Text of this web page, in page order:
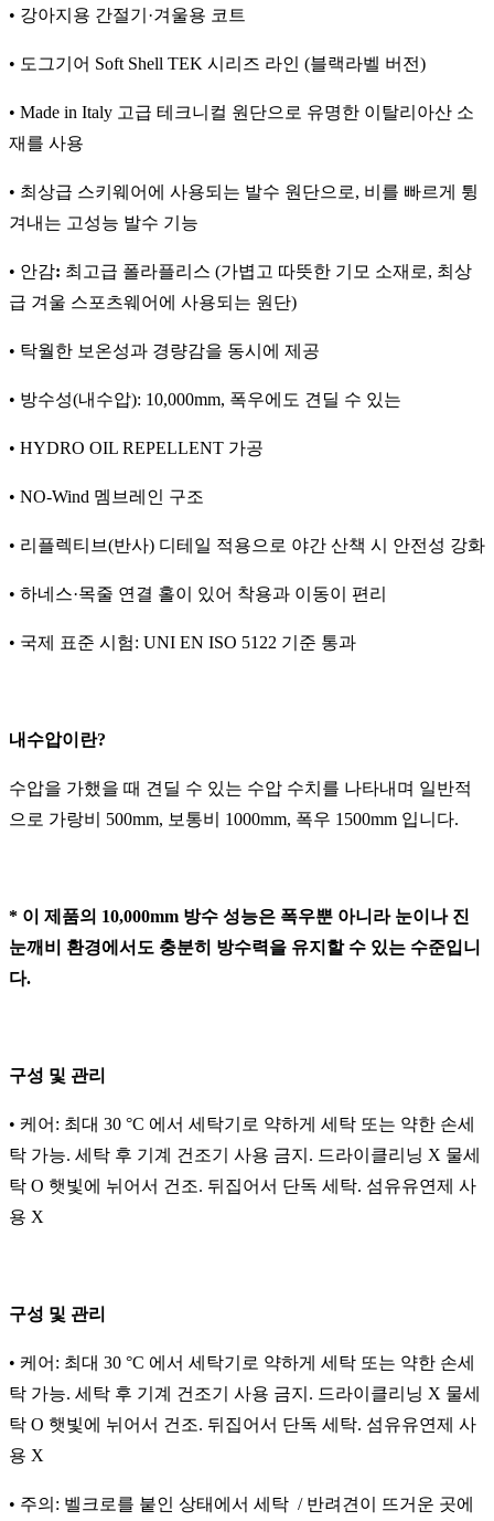
• 강아지용 간절기·겨울용 코트
• 도그기어 Soft Shell TEK 시리즈 라인 (블랙라벨 버전)
• Made in Italy 고급 테크니컬 원단으로 유명한 이탈리아산 소
재를 사용
• 최상급 스키웨어에 사용되는 발수 원단으로, 비를 빠르게 튕
겨내는 고성능 발수 기능
• 안감: 최고급 폴라플리스 (가볍고 따뜻한 기모 소재로, 최상
급 겨울 스포츠웨어에 사용되는 원단)
• 탁월한 보온성과 경량감을 동시에 제공
• 방수성(내수압): 10,000mm, 폭우에도 견딜 수 있는
• HYDRO OIL REPELLENT 가공
• NO-Wind 멤브레인 구조
• 리플렉티브(반사) 디테일 적용으로 야간 산책 시 안전성 강화
• 하네스·목줄 연결 홀이 있어 착용과 이동이 편리
• 국제 표준 시험: UNI EN ISO 5122 기준 통과
내수압이란?
수압을 가했을 때 견딜 수 있는 수압 수치를 나타내며 일반적
으로 가랑비 500mm, 보통비 1000mm, 폭우 1500mm 입니다.
* 이 제품의 10,000mm 방수 성능은 폭우뿐 아니라 눈이나 진
눈깨비 환경에서도 충분히 방수력을 유지할 수 있는 수준입니
다.
구성 및 관리
• 케어: 최대 30 °C 에서 세탁기로 약하게 세탁 또는 약한 손세
탁 가능. 세탁 후 기계 건조기 사용 금지. 드라이클리닝 X 물세
탁 O 햇빛에 뉘어서 건조. 뒤집어서 단독 세탁. 섬유유연제 사
용 X
구성 및 관리
• 케어: 최대 30 °C 에서 세탁기로 약하게 세탁 또는 약한 손세
탁 가능. 세탁 후 기계 건조기 사용 금지. 드라이클리닝 X 물세
탁 O 햇빛에 뉘어서 건조. 뒤집어서 단독 세탁. 섬유유연제 사
용 X
• 주의: 벨크로를 붙인 상태에서 세탁 / 반려견이 뜨거운 곳에